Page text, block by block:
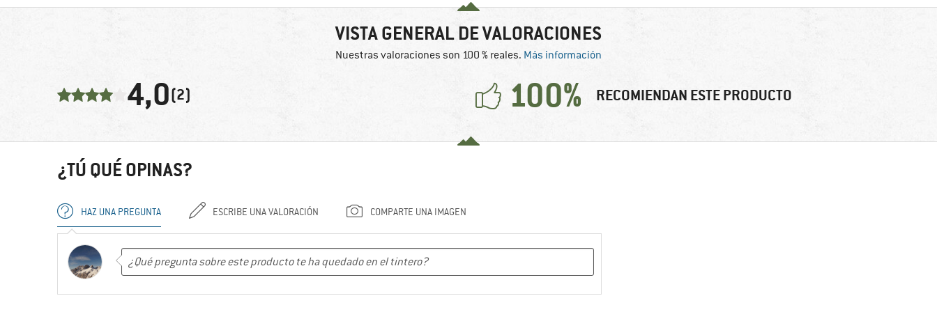
VISTA GENERAL DE VALORACIONES
Nuestras valoraciones son 100 % reales. Más información
4,0(2) 100% RECOMIENDAN ESTE PRODUCTO
¿TÚ QUÉ OPINAS?
HAZ UNA PREGUNTA ESCRIBE UNA VALORACIÓN COMPARTE UNA IMAGEN